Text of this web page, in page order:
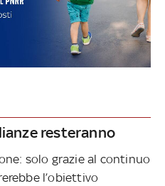
resteranno
solo grazie al continuo
l’obiettivo